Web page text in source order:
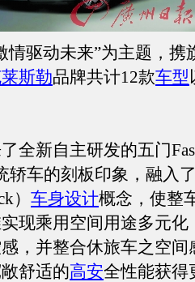
情驱动未来”为主题，携
斯勒品牌共计12款车型
新自主研发的五门
轿车的刻板印象，融入
） 车身设计概念，使整
现乘用空间用途多元化
，并整合休旅车之空间
舒适的高安全性能获得